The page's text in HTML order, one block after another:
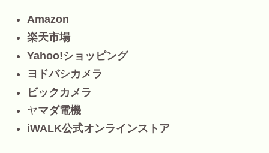
Amazon
楽天市場
Yahoo!ショッピング
ヨドバシカメラ
ビックカメラ
ヤマダ電機
iWALK公式オンラインストア